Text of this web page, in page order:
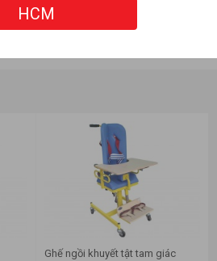
Ghế ngồi khuyết tật tam giác
HCM